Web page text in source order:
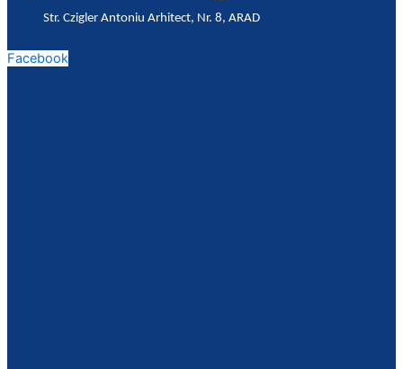
Str. Czigler Antoniu Arhitect, Nr. 8, ARAD
Facebook